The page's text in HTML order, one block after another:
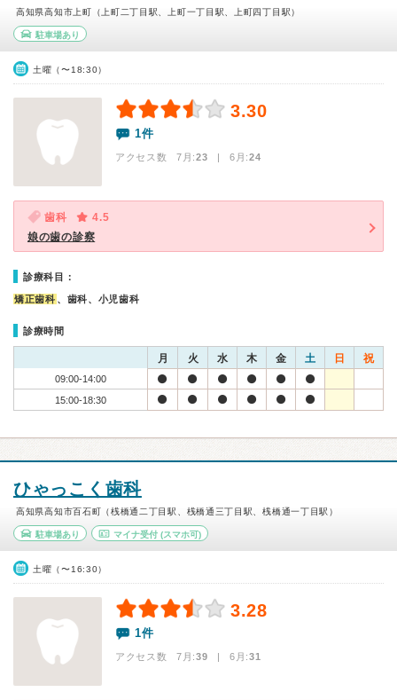
高知県高知市上町（上町二丁目駅、上町一丁目駅、上町四丁目駅）
駐車場あり
土曜（〜18:30）
3.30
1件
アクセス数 7月:23 | 6月:24
歯科
4.5
娘の歯の診察
診療科目：
矯正歯科 、歯科、小児歯科
診療時間
月 火 水 木 金 土 日 祝
09:00-14:00
15:00-18:30
ひゃっこく歯科
高知県高知市百石町（桟橋通二丁目駅、桟橋通三丁目駅、桟橋通一丁目駅）
駐車場あり マイナ受付(スマホ可)
土曜（〜16:30）
3.28
1件
アクセス数 7月:39 | 6月:31